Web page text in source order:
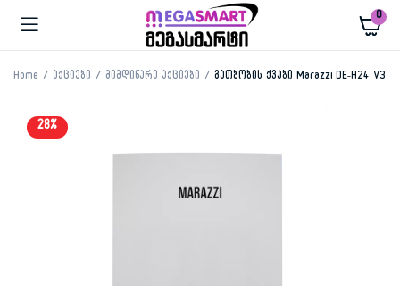
0
Home აქციები მიმდინარე აქციები გათბობის ქვაბი Marazzi DE-H24 V3
28%